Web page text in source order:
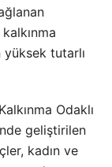
yüksek tutarlı
Odaklı
geliştirilen
kadın ve